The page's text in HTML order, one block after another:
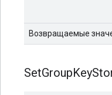
Возвращаемые
SetGroupKey